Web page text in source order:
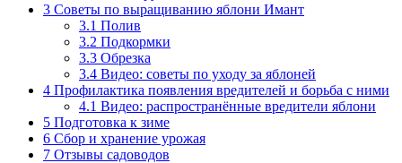
3 Советы по выращиванию яблони Имант
3.1 Полив
3.2 Подкормки
3.3 Обрезка
3.4 Видео: советы по уходу за яблоней
4 Профилактика появления вредителей и борьба с ними
4.1 Видео: распространённые вредители яблони
5 Подготовка к зиме
6 Сбор и хранение урожая
7 Отзывы садоводов